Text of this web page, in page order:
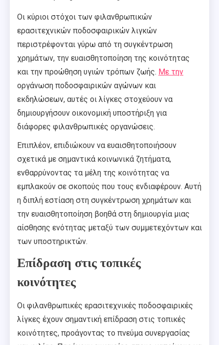
Οι κύριοι στόχοι των φιλανθρωπικών
ερασιτεχνικών ποδοσφαιρικών λιγκών
περιστρέφονται γύρω από τη συγκέντρωση
χρημάτων, την ευαισθητοποίηση της κοινότητας
και την προώθηση υγιών τρόπων ζωής. Με την
οργάνωση ποδοσφαιρικών αγώνων και
εκδηλώσεων, αυτές οι λίγκες στοχεύουν να
δημιουργήσουν οικονομική υποστήριξη για
διάφορες φιλανθρωπικές οργανώσεις.
Επιπλέον, επιδιώκουν να ευαισθητοποιήσουν
σχετικά με σημαντικά κοινωνικά ζητήματα,
ενθαρρύνοντας τα μέλη της κοινότητας να
εμπλακούν σε σκοπούς που τους ενδιαφέρουν. Αυτή
η διπλή εστίαση στη συγκέντρωση χρημάτων και
την ευαισθητοποίηση βοηθά στη δημιουργία μιας
αίσθησης ενότητας μεταξύ των συμμετεχόντων και
των υποστηρικτών.
Επίδραση στις τοπικές
κοινότητες
Οι φιλανθρωπικές ερασιτεχνικές ποδοσφαιρικές
λίγκες έχουν σημαντική επίδραση στις τοπικές
κοινότητες, προάγοντας το πνεύμα συνεργασίας